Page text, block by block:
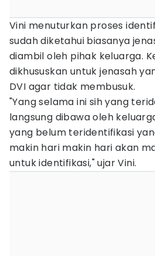
Vini menuturkan proses
sudah diketahui biasanya
diambil oleh pihak keluarga.
dikhususkan untuk jenasah
DVI agar tidak membusuk.
"Yang selama ini sih yang
langsung dibawa oleh
yang belum teridentifikasi
makin hari makin hari akan
untuk identifikasi," ujar Vini.